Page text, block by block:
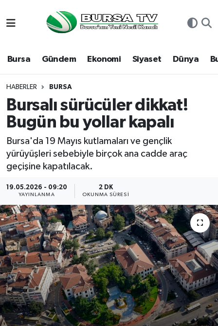
Bursa Gündem Ekonomi Siyaset Dünya
HABERLER BURSA
Bursalı sürücüler dikkat!
Bugün bu yollar kapalı
Bursa'da 19 Mayıs kutlamaları ve gençlik
yürüyüşleri sebebiyle birçok ana cadde araç
geçişine kapatılacak.
19.05.2026 - 09:20
YAYINLANMA
2 DK
OKUNMA SÜRESI
Bursa
Dünya
Eğitim
Ekonomi
Genel
Gündem
Magazin
Sağlık
Siyaset
Spor
Teknoloji
Hava Durumu
Namaz Vakitleri
Trafik Durumu
Süper Lig Puan Durumu ve Fikstür
Tüm Manşetler
Son Dakika Haberleri
Haber Arşivi